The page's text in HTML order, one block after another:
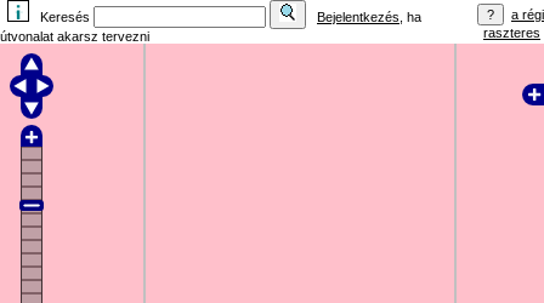
Keresés Bejelentkezés , ha
útvonalat akarsz tervezni
a régi
raszteres